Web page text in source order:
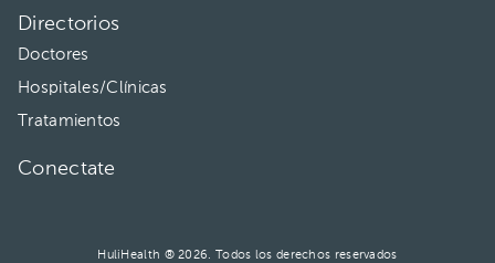
Directorios
Doctores
Hospitales/Clínicas
Tratamientos
Conectate
HuliHealth ® 2026. Todos los derechos reservados